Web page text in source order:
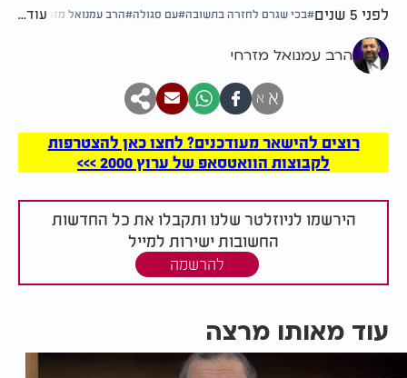
לפני 5 שנים בכי שגרם לחזרה בתשובה עם סגולה הרב עמנואל מזרחיעוד...
הרב עמנואל מזרחי
א א
רוצים להישאר מעודכנים? לחצו כאן להצטרפות
לקבוצות הוואטסאפ של ערוץ 2000 >>>
הירשמו לניוזלטר שלנו ותקבלו את כל החדשות
החשובות ישירות למייל
להרשמה
עוד מאותו מרצה